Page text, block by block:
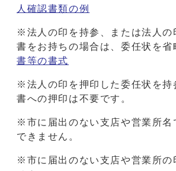
人確認書類の例
※法人の印を持参、または法人の
書をお持ちの場合は、委任状を省
書等の書式
※法人の印を押印した委任状を持
書への押印は不要です。
※市に届出のない支店や営業所名
できません。
※市に届出のない支店や営業所の